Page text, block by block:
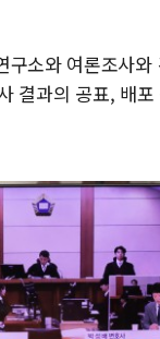
소와 여론조사
결과의 공표, 배